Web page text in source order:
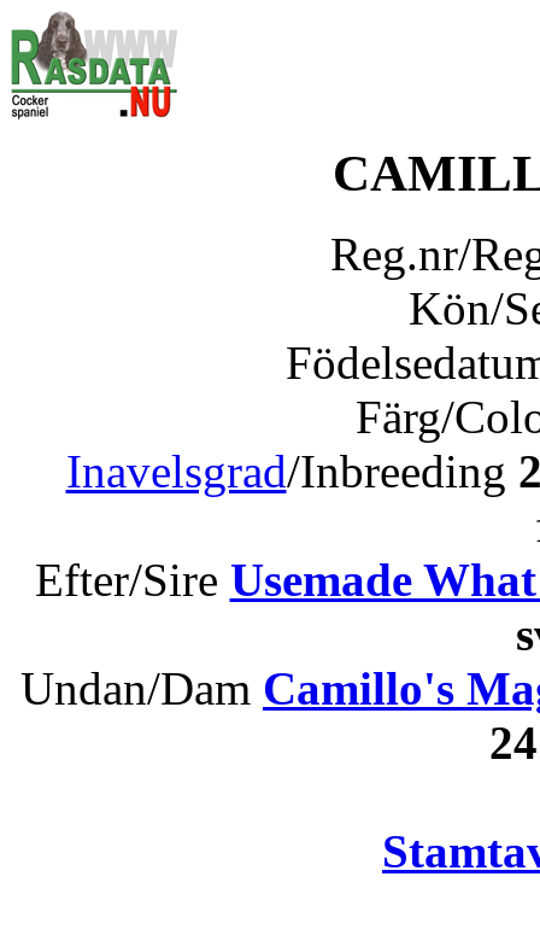
Reg.nr/
Kön/
Färg/
Inavelsgrad/Inbreeding
Efter/Sire Usemade
Undan/Dam Camillo's